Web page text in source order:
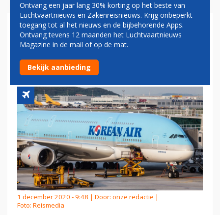
BELANGRIJKE HORDE IN
OVERNAME ASIANA DOOR
KOREAN AIR GENOMEN
1 december 2020 - 9:48 | Door: onze redactie |
Foto: Reismedia
Ontvang een jaar lang 30% korting op het beste van
Luchtvaartnieuws en Zakenreisnieuws. Krijg onbeperkt
toegang tot al het nieuws en de bijbehorende Apps.
Ontvang tevens 12 maanden het Luchtvaartnieuws
Magazine in de mail of op de mat.
Bekijk aanbieding